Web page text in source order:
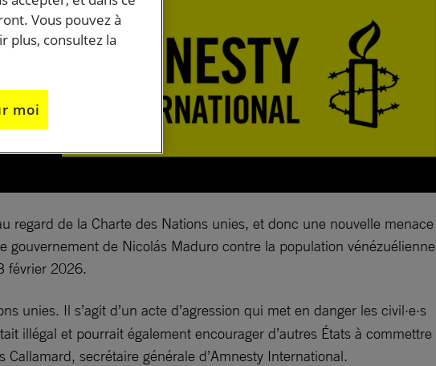
regard de la Charte des Nations unies, et donc une nouvelle menace
gouvernement de Nicolás Maduro contre la population vénézuélienne
février 2026.
unies. Il s’agit d’un acte d’agression qui met en danger les civil·e·s
illégal et pourrait également encourager d’autres États à commettre
secrétaire générale d’Amnesty International.
Vous pouvez à
plus, consultez la
moi